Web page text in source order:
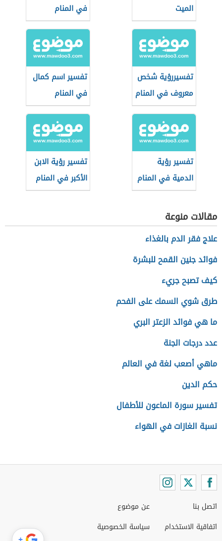
الميت
في المنام
تفسيررؤية شخص
معروف في المنام
تفسير اسم كمال
في المنام
تفسير رؤية
الدمية في المنام
تفسير رؤية الابن
الأكبر في المنام
مقالات منوعة
علاج فقر الدم بالغذاء
فوائد جنين القمح للبشرة
كيف تصبح جريء
طرق شوي السمك على الفحم
ما هي فوائد الزعتر البري
عدد درجات الجنة
ماهي أصعب لغة في العالم
حكم الدين
تفسير سورة الماعون للأطفال
نسبة الغازات في الهواء
اتصل بنا
اتفاقية الاستخدام
عن موضوع
سياسة الخصوصية